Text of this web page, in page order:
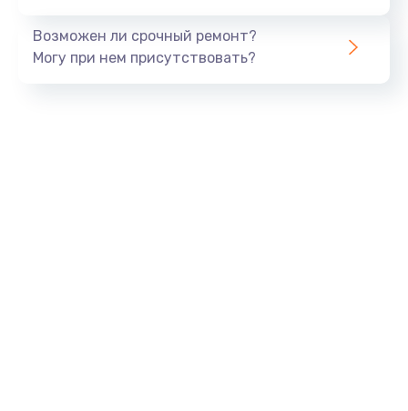
Возможен ли срочный ремонт?
Могу при нем присутствовать?